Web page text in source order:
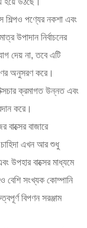
শিল্পও পণ্যের নকশা এবং
উপাদান নির্বাচনের
দেয় না, তবে এটি
অনুসরণ করে।
ক্রমাগত উন্নত এবং
করে।
বাজারে
এখন আর শুধু
উপহার বাক্সের মাধ্যমে
সংখ্যক কোম্পানি
বিপণন সরঞ্জাম